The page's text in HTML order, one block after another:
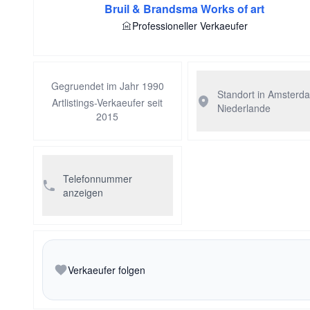
Bruil & Brandsma Works of art
Professioneller Verkaeufer
Gegruendet im Jahr 1990
Artlistings-Verkaeufer seit
2015
Standort in
Niederlande
Telefonnummer
anzeigen
Verkaeufer folgen